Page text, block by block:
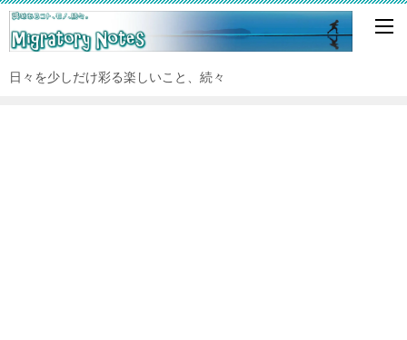
日々を少しだけ彩る楽しいこと、続々